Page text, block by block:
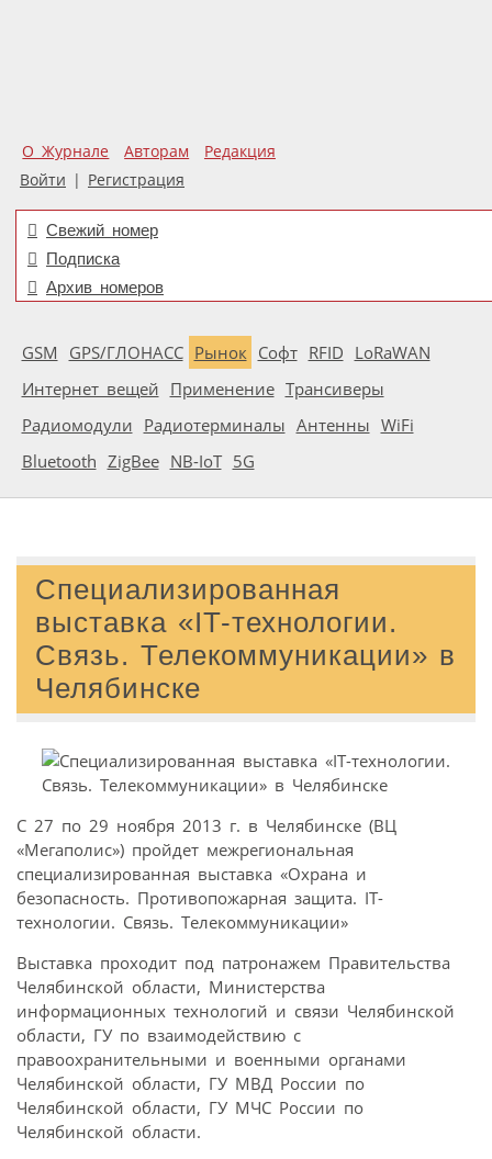
О Журнале Авторам
Редакция
Войти | Регистрация
Свежий номер
Подписка
Архив номеров
GSM GPS/ГЛОНАСС Рынок Софт RFID LoRaWAN
Интернет вещей Применение Трансиверы
Радиомодули Радиотерминалы Антенны WiFi
Bluetooth ZigBee NB-IoT 5G
Специализированная
выставка «IT-технологии.
Связь. Телекоммуникации» в
Челябинске
C 27 по 29 ноября 2013 г. в Челябинске (ВЦ
«Мегаполис») пройдет межрегиональная
специализированная выставка «Охрана и
безопасность. Противопожарная защита. IT-
технологии. Связь. Телекоммуникации»
Выставка проходит под патронажем Правительства
Челябинской области, Министерства
информационных технологий и связи Челябинской
области, ГУ по взаимодействию с
правоохранительными и военными органами
Челябинской области, ГУ МВД России по
Челябинской области, ГУ МЧС России по
Челябинской области.